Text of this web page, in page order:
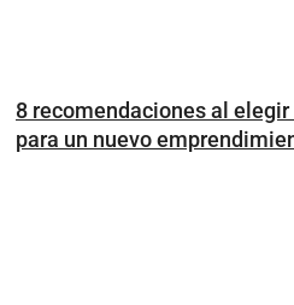
8 recomendaciones al
para un nuevo